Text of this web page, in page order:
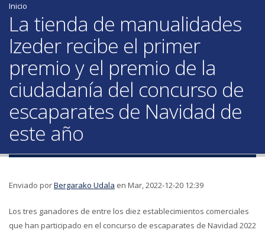
Inicio
La tienda de manualidades
Izeder recibe el primer
premio y el premio de la
ciudadanía del concurso de
escaparates de Navidad de
este año
Enviado porBergarako Udala en Mar, 2022-12-20 12:39
Los tres ganadores de entre los diez establecimientos comerciales
que han participado en el concurso de escaparates de Navidad 2022